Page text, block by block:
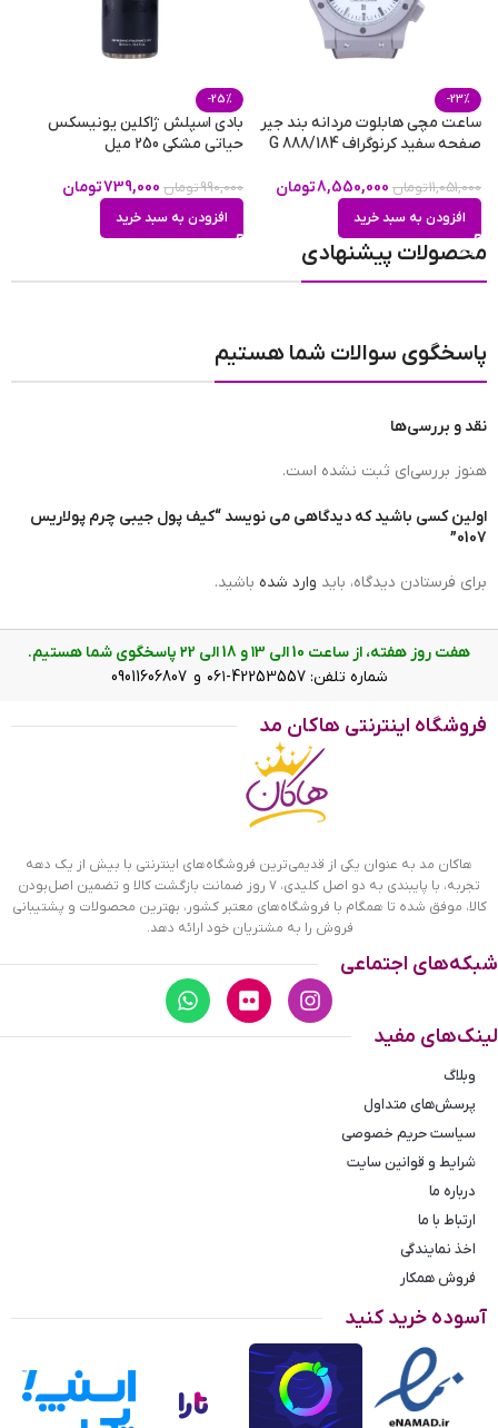
کیف پول جیبی چرم پولاریس 0107 قهوه ای روشن
کیف پول جیبی چرم پولاریس، دارای ابعاد 12*9.5 سانتیمتر و به
صورت سه لته است. قسمت اصلی کیف، محل قرار دادن اسکناس
وسط، ۳ جای کارت دیگر و در قسمت پشتی آن ۳ جای کارت دیده
می‌شود. در لته‌ی سوم یک جای مدارک و عکس وجود دارد. جاداری و
استحکام این کیف بی‌نظیر است. چرم طبیعی و خوش‌بوی این کیف،
لطیف و خوش‌برش است. طراحی بیرونی کیف پول جیبی چرم
پولاریس بسیار زیباست. دوخت مرتب دورتا دور، به همراه پلاک
کیف ساده و به صورت تاشو است و لته‌ها به راحتی روی هم قرار
تیره، قهوه‌ای روشن و مشکی موجود می‌باشد و به‌راحتی می‌توانید
آن را با کیف، کفش، کمربند و بند ساعت خود ست کنید.
-23%
ساعت مچی هابلوت مردانه بند جیر
صفحه سفید کرنوگراف G 888/184
11,051,000تومان 8,550,000تومان
افزودن به سبد خرید
-25%
بادی اسپلش ژاکلین یونیسکس
حیاتی مشکی 250 میل
990,000تومان 739,000تومان
افزودن به سبد خرید
محصولات پیشنهادی
پاسخگوی سوالات شما هستیم
نقد و بررسی‌ها
هنوز بررسی‌ای ثبت نشده است.
اولین کسی باشید که دیدگاهی می نویسد “کیف پول جیبی چرم پولاریس
0107”
برای فرستادن دیدگاه، باید وارد شده باشید.
هفت روز هفته، از ساعت 10 الی ۱3 و 18 الی ۲2 پاسخگوی شما هستیم.
شماره تلفن: 42253557-۰۶۱ و 09011606807
فروشگاه اینترنتی هاکان مد
هاکان مد به عنوان یکی از قدیمی‌ترین فروشگاه‌های اینترنتی با بیش از یک دهه
تجربه، با پایبندی به دو اصل کلیدی، ۷ روز ضمانت بازگشت کالا و تضمین اصل‌بودن
کالا، موفق شده تا همگام با فروشگاه‌های معتبر کشور، بهترین محصولات و پشتیبانی
فروش را به مشتریان خود ارائه دهد.
شبکه‌های اجتماعی
لینک‌های مفید
وبلاگ
پرسش‌های متداول
سیاست حریم خصوصی
شرایط و قوانین سایت
درباره ما
ارتباط با ما
اخذ نمایندگی
فروش همکار
آسوده خرید کنید